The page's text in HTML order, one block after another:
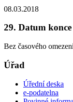
08.03.2018
29. Datum
Bez časového
Úřad
Úřední deska
e-podatelna